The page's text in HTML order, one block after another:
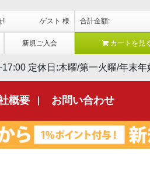
! ゲスト 様
新規ご入会
合計金額:
カートを見
定休日:木曜/第一火曜/年末年
概要 お問い合わせ